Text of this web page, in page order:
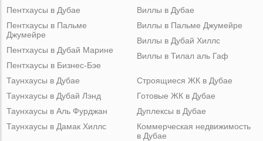
Пентхаусы в Дубае
Пентхаусы в Пальме
Джумейре
Пентхаусы в Дубай Марине
Пентхаусы в Бизнес-Бэе
Виллы в Дубае
Виллы в Пальме Джумейре
Виллы в Дубай Хиллс
Виллы в Тилал аль Гаф
Таунхаусы в Дубае
Таунхаусы в Дубай Лэнд
Таунхаусы в Аль Фурджан
Таунхаусы в Дамак Хиллс
Строящиеся ЖК в Дубае
Готовые ЖК в Дубае
Дуплексы в Дубае
Коммерческая недвижимость
в Дубае